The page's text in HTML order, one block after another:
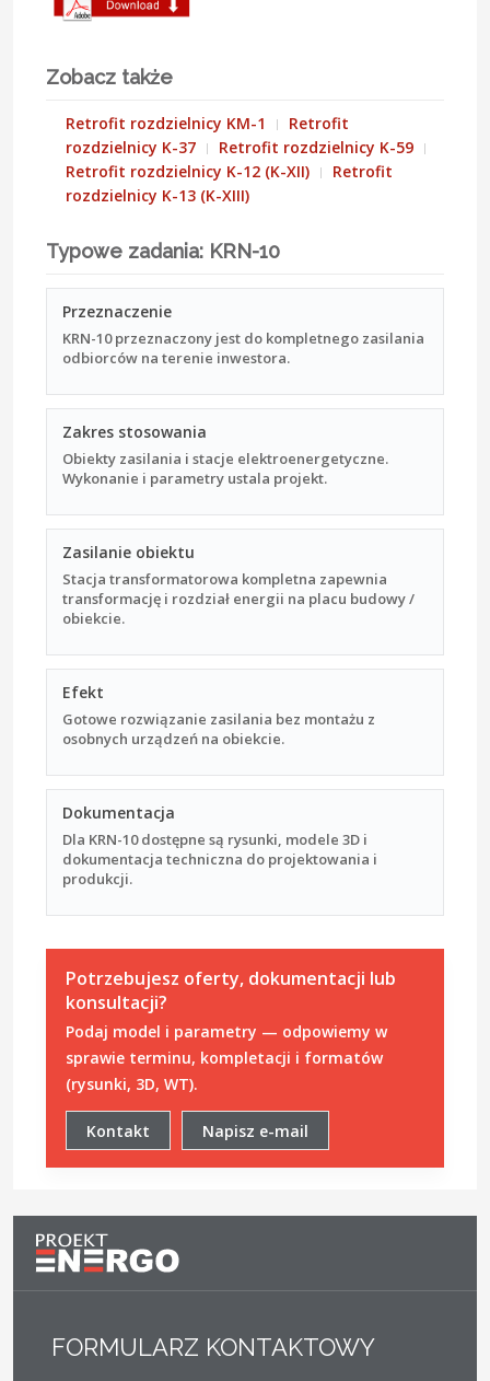
Zobacz także
Retrofit rozdzielnicy KM-1
Retrofit
rozdzielnicy K-37
Retrofit rozdzielnicy K-59
Retrofit rozdzielnicy K-12 (K-XII)
Retrofit
rozdzielnicy K-13 (K-XIII)
Typowe zadania: KRN-10
Przeznaczenie
KRN-10 przeznaczony jest do kompletnego zasilania
odbiorców na terenie inwestora.
Zakres stosowania
Obiekty zasilania i stacje elektroenergetyczne.
Wykonanie i parametry ustala projekt.
Zasilanie obiektu
Stacja transformatorowa kompletna zapewnia
transformację i rozdział energii na placu budowy /
obiekcie.
Efekt
Gotowe rozwiązanie zasilania bez montażu z
osobnych urządzeń na obiekcie.
Dokumentacja
Dla KRN-10 dostępne są rysunki, modele 3D i
dokumentacja techniczna do projektowania i
produkcji.
Potrzebujesz oferty, dokumentacji lub
konsultacji?
Podaj model i parametry — odpowiemy w
sprawie terminu, kompletacji i formatów
(rysunki, 3D, WT).
Kontakt Napisz e-mail
FORMULARZ KONTAKTOWY